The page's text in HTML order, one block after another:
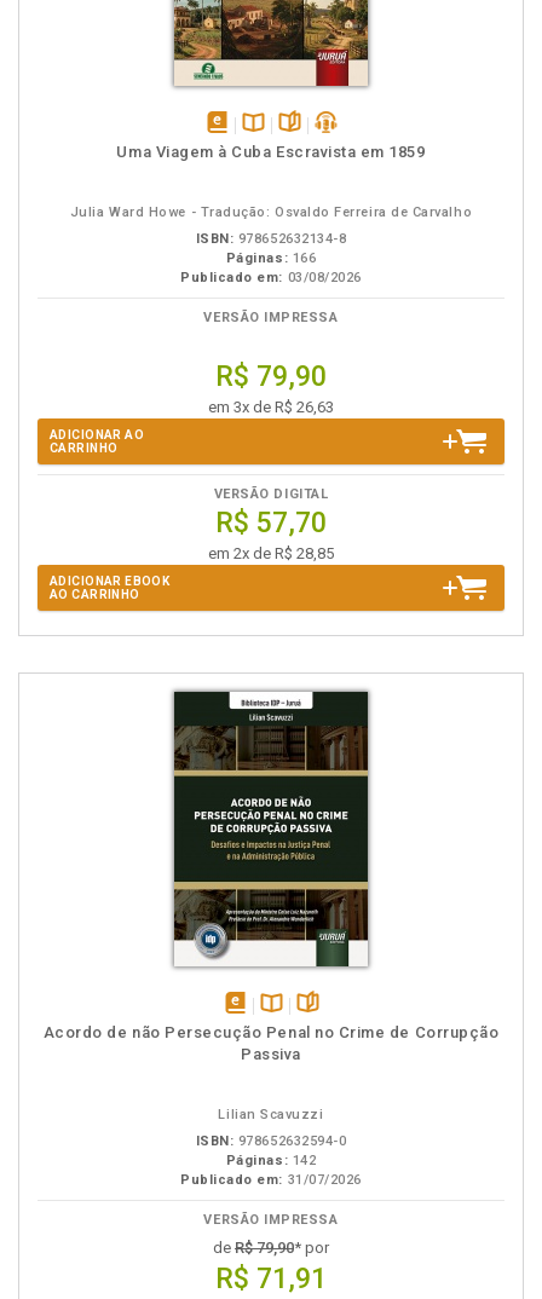
disponívelDisponível
páginaspodcast
Uma Viagem à Cuba Escravista em 1859
Julia Ward Howe - Tradução: Osvaldo Ferreira de Carvalho
ISBN: 978652632134-8
Páginas: 166
Publicado em: 03/08/2026
VERSÃO IMPRESSA
R$ 79,90
em 3x de R$ 26,63
ADICIONAR AO
CARRINHO
VERSÃO DIGITAL
R$ 57,70
em 2x de R$ 28,85
ADICIONAR EBOOK
AO CARRINHO
disponível
em
Disponível
na
páginas
Acordo de não Persecução Penal no Crime de Corrupção
Passiva
Lilian Scavuzzi
ISBN: 978652632594-0
Páginas: 142
Publicado em: 31/07/2026
VERSÃO IMPRESSA
de R$ 79,90* por
R$ 71,91